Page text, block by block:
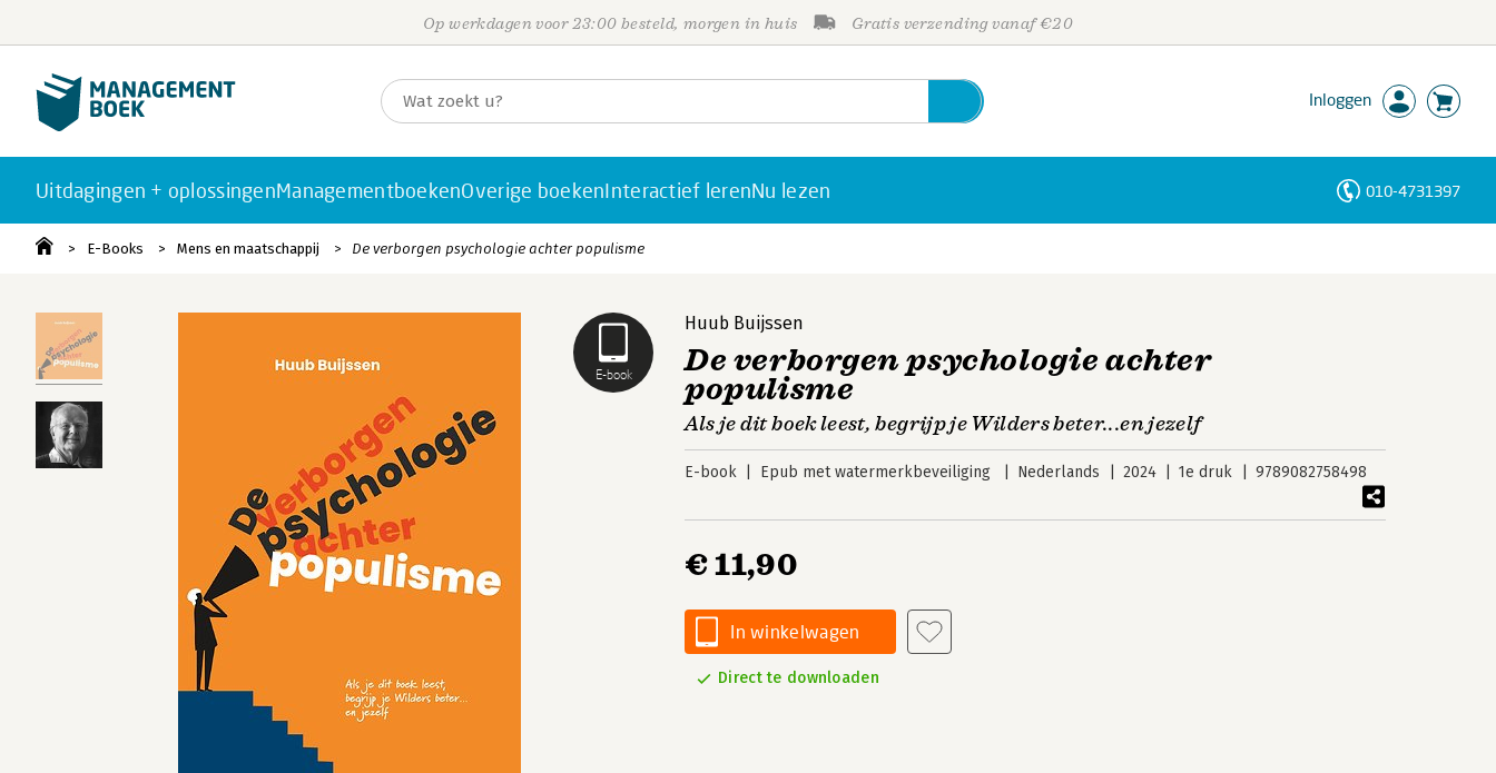
Op werkdagen voor 23:00 besteld, morgen in huis Gratis verzending vanaf €20
Inloggen
Uitdagingen + oplossingenManagementboekenOverige boekenInteractief lerenNu lezen 010-4731397
E-Books Mens en maatschappij De verborgen psychologie achter populisme
E-book
Huub Buijssen
De verborgen psychologie achter
populisme
Als je dit boek leest, begrijp je Wilders beter...en jezelf
E-book Epub met watermerkbeveiliging Nederlands 2024 1e druk 9789082758498
€ 11,90
In winkelwagen
Direct te downloaden
Personen